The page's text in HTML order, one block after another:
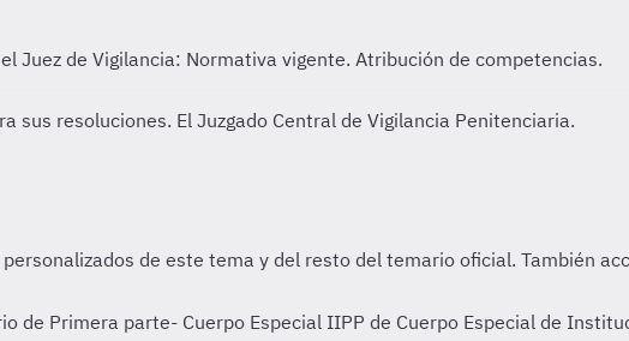
Juez de Vigilancia: Normativa vigente. Atribución de competencias.
sus resoluciones. El Juzgado Central de Vigilancia Penitenciaria.
de Primera parte- Cuerpo Especial IIPP de Cuerpo Especial de